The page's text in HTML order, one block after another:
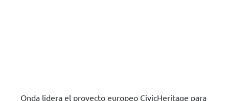
Onda lidera el proyecto europeo CivicHeritage para